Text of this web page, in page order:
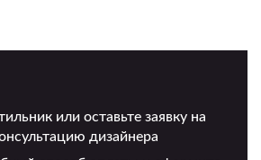
или оставьте заявку на
дизайнера